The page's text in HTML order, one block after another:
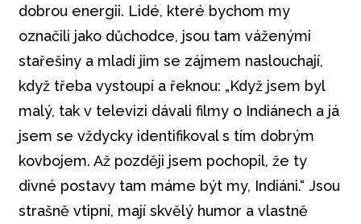
dobrou energii. Lidé, které bychom my
označili jako důchodce, jsou tam váženými
stařešiny a mladí jim se zájmem naslouchají,
když třeba vystoupí a řeknou: „Když jsem byl
malý, tak v televizi dávali filmy o Indiánech a já
jsem se vždycky identifikoval s tím dobrým
kovbojem. Až později jsem pochopil, že ty
divné postavy tam máme být my, Indiáni.“ Jsou
strašně vtipní, mají skvělý humor a vlastně